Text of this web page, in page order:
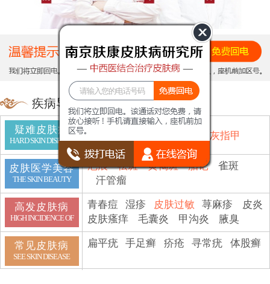
疾病导航
疑难皮肤病
HARD SKIN DISEASE 灰指甲
皮肤医学美容
THE SKIN BEAUTY
疤痕 祛斑 黄褐斑 胎记
雀斑
汗管瘤
高发皮肤病
HIGH INCIDENCE OF
青春痘 湿疹 皮肤过敏 荨麻疹
皮炎
皮肤瘙痒
毛囊炎 甲沟炎 腋臭
常见皮肤病
SEE SKIN DISEASE
扁平疣 手足癣 疥疮 寻常疣 体股癣